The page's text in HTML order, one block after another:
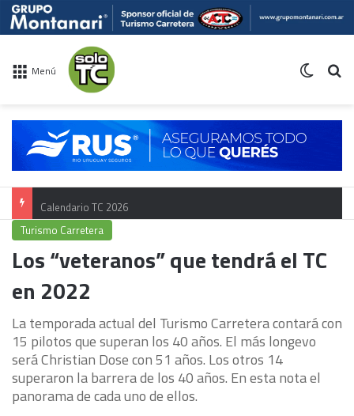
Menú
Calendario TC 2026
Turismo Carretera
Los “veteranos” que tendrá el TC
en 2022
La temporada actual del Turismo Carretera contará con
15 pilotos que superan los 40 años. El más longevo
será Christian Dose con 51 años. Los otros 14
superaron la barrera de los 40 años. En esta nota el
panorama de cada uno de ellos.